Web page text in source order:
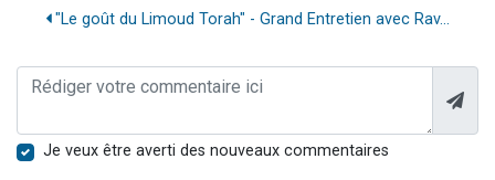
"Le goût du Limoud Torah" - Grand Entretien avec Rav...
Je veux être averti des nouveaux commentaires